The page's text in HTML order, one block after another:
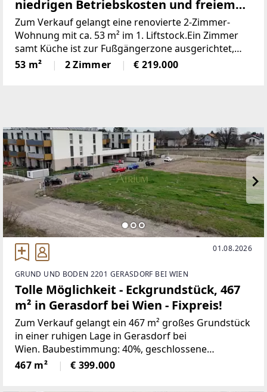
niedrigen Betriebskosten und freiem
Mietzins!
Zum Verkauf gelangt eine renovierte 2-Zimmer-
Wohnung mit ca. 53 m² im 1. Liftstock.Ein Zimmer
samt Küche ist zur Fußgängerzone ausgerichtet,
das zweite Zimmer bietet Ruhe mit Blick in den
begrünten Innenhof.✔️ Ideale Starterwohnung oder
53 m² 2 Zimmer € 219.000
01.08.2026
GRUND UND BODEN 2201 GERASDORF BEI WIEN
Tolle Möglichkeit - Eckgrundstück, 467
m² in Gerasdorf bei Wien - Fixpreis!
Zum Verkauf gelangt ein 467 m² großes Grundstück
in einer ruhigen Lage in Gerasdorf bei
Wien. Baubestimmung: 40%, geschlossene
Bauweise, Bauklasse NOE: I, II ab 3m von der Straße
( vordere Baufluchtlinie ), Höhe max. 8m.Ca.
467 m² € 399.000